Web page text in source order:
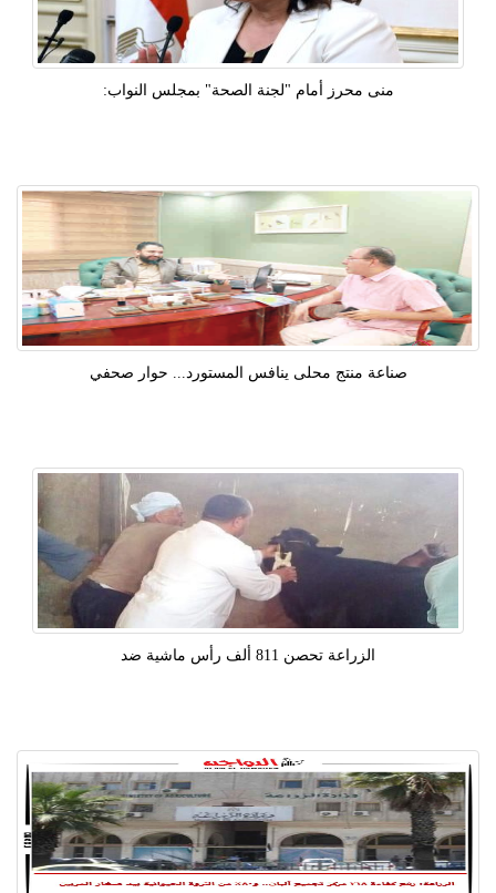
منى محرز أمام "لجنة الصحة" بمجلس النواب:
صناعة منتج محلى ينافس المستورد... حوار صحفي
الزراعة تحصن 811 ألف رأس ماشية ضد